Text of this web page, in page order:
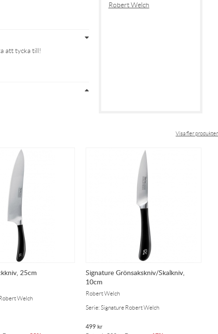
att tycka till!
Robert Welch
Visa fler produkter
25cm
Welch
Signature Grönsakskniv/Skalkniv,
10cm
Robert Welch
Serie: Signature Robert Welch
499kr